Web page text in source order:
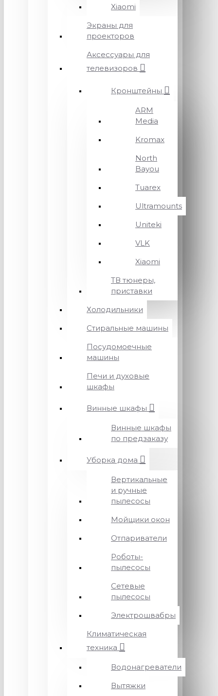
Xiaomi
Экраны для
проекторов
Аксессуары для
телевизоров
Кронштейны
ARM
Media
Kromax
North
Bayou
Tuarex
Ultramounts
Uniteki
VLK
Xiaomi
ТВ тюнеры,
приставки
Холодильники
Стиральные машины
Посудомоечные
машины
Печи и духовые
шкафы
Винные шкафы
Винные шкафы
по предзаказу
Уборка дома
Вертикальные
и ручные
пылесосы
Мойщики окон
Отпариватели
Роботы-
пылесосы
Сетевые
пылесосы
Электрошвабры
Климатическая
техника
Водонагреватели
Вытяжки